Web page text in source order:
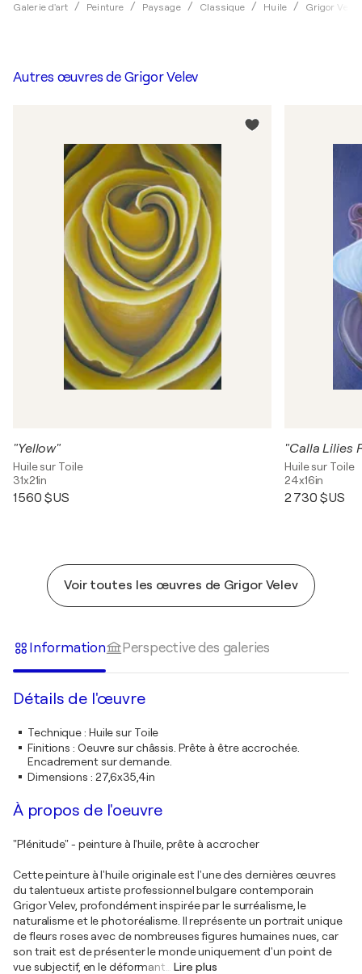
Galerie d'art Peinture Paysage Classique Huile Grigor Velev
Autres œuvres de Grigor Velev
"Yellow"
Huile sur Toile
31x21in
1 560 $US
"Calla Lilies
Huile sur Toile
24x16in
2 730 $US
Voir toutes les œuvres de Grigor Velev
Information Perspective des galeries
Détails de l'œuvre
Technique: Huile sur Toile
Finitions : Oeuvre sur châssis. Prête à être accrochée.
Encadrement sur demande.
Dimensions : 27,6x35,4in
À propos de l'oeuvre
"Plénitude" - peinture à l'huile, prête à accrocher
Cette peinture à l'huile originale est l'une des dernières œuvres
du talentueux artiste professionnel bulgare contemporain
Grigor Velev, profondément inspirée par le surréalisme, le
naturalisme et le photoréalisme. Il représente un portrait unique
de fleurs roses avec de nombreuses figures humaines nues, car
son trait est de présenter le monde uniquement d'un point de
vue subjectif, en le déformant
Lire plus